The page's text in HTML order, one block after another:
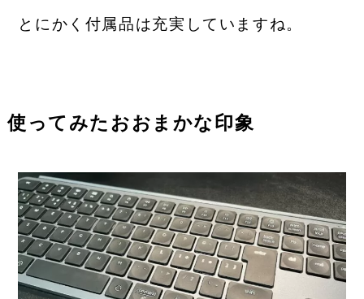
とにかく付属品は充実していますね。
使ってみたおおまかな印象